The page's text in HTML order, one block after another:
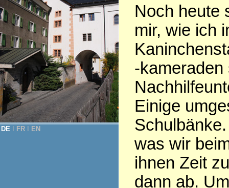
DE FR EN
Noch heute
mir, wie ich
-
Einige
was wir
ihnen Zeit
dann ab.